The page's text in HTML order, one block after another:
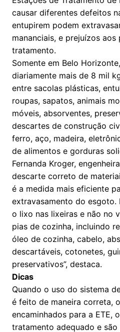
causar diferentes defeitos
entupirem podem
mananciais, e prejuízos aos
tratamento.
Somente em Belo
diariamente mais de 8 mil
entre sacolas plásticas,
roupas, sapatos, animais
móveis, absorventes,
descartes de construção
ferro, aço, madeira,
de alimentos e gorduras
Fernanda Kroger,
descarte correto de
é a medida mais eficiente
extravasamento do
o lixo nas lixeiras e não no
pias de cozinha, incluindo
óleo de cozinha, cabelo,
descartáveis, cotonetes,
preservativos”, destaca.
Dicas
Quando o uso do sistema
é feito de maneira correta,
encaminhados para a ETE,
tratamento adequado e